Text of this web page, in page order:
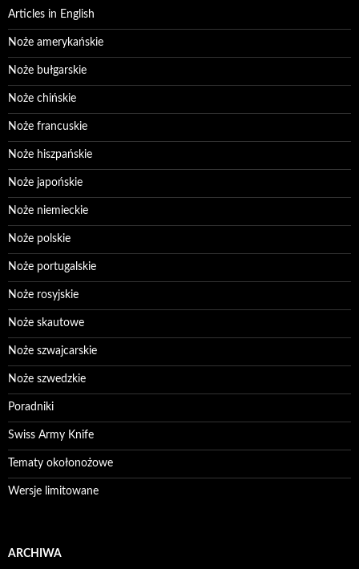
Articles in English
Noże amerykańskie
Noże bułgarskie
Noże chińskie
Noże francuskie
Noże hiszpańskie
Noże japońskie
Noże niemieckie
Noże polskie
Noże portugalskie
Noże rosyjskie
Noże skautowe
Noże szwajcarskie
Noże szwedzkie
Poradniki
Swiss Army Knife
Tematy okołonożowe
Wersje limitowane
ARCHIWA